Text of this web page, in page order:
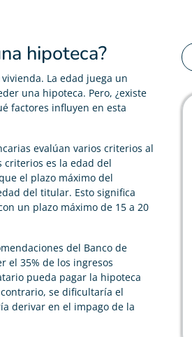
hipoteca?
La edad juega un
una hipoteca. Pero, ¿existe
factores influyen en esta
evalúan varios criterios al
es la edad del
el plazo máximo del
del titular. Esto significa
un plazo máximo de 15 a 20
del Banco de
el 35% de los ingresos
pueda pagar la hipoteca
se dificultaría el
derivar en el impago de la